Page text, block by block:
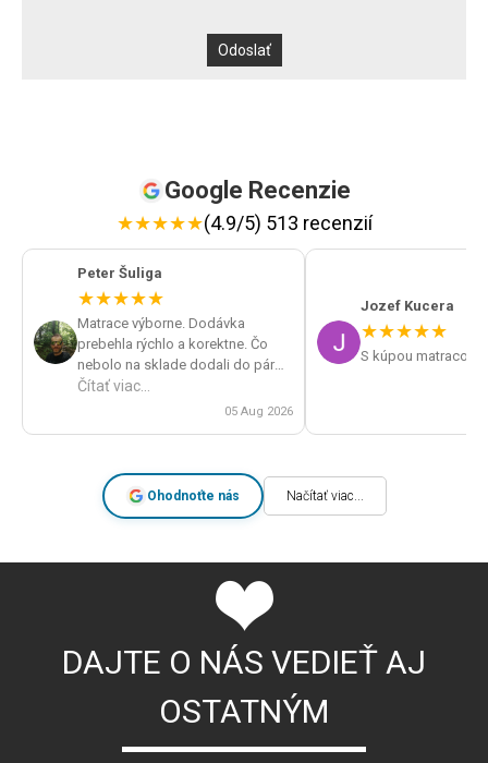
Google Recenzie
★★★★★(4.9/5) 513 recenzií
Peter Šuliga
★★★★★
Matrace výborne. Dodávka
prebehla rýchlo a korektne. Čo
nebolo na sklade dodali do pár
dní. Veľká spokojnosť a určite by
som obchod odporúčal.
Čítať viac...
05 Aug 2026
Jozef Kucera
★★★★★
S kúpou matracov
Ohodnoťte nás Načítať viac...
DAJTE O NÁS VEDIEŤ AJ
OSTATNÝM